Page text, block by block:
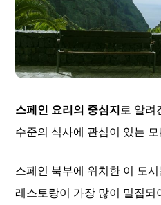
스페인 요리의 중심지 로 알려
수준의 식사에 관심이 있는
스페인 북부에 위치한 이 도
레스토랑이 가장 많이 밀집되